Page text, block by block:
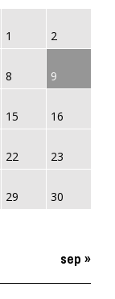
1 2
8 9
15 16
22 23
29 30
sep »